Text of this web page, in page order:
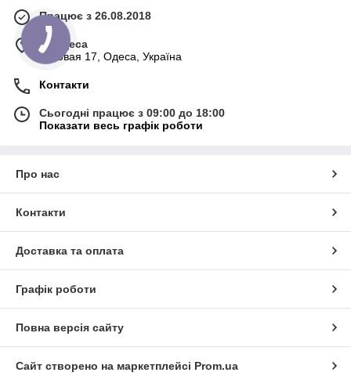
Працює з 26.08.2018
м. Одеса
Базовая 17, Одеса, Україна
Контакти
Сьогодні працює з 09:00 до 18:00
Показати весь графік роботи
Про нас
Контакти
Доставка та оплата
Графік роботи
Повна версія сайту
Сайт створено на маркетплейсі Prom.ua